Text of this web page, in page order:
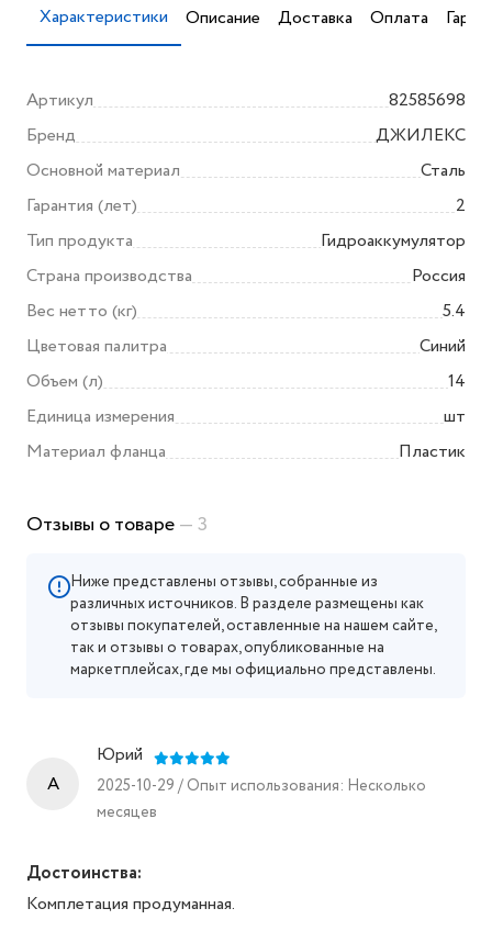
Характеристики Описание Доставка Оплата
Артикул
82585698
Бренд
ДЖИЛЕКС
Основной материал
Сталь
Гарантия (лет)
2
Тип продукта
Гидроаккумулятор
Страна производства
Россия
Вес нетто (кг)
5.4
Цветовая палитра
Синий
Объем (л)
14
Единица измерения
шт
Материал фланца
Пластик
Отзывы о товаре— 3
Ниже представлены отзывы, собранные из
различных источников. В разделе размещены как
отзывы покупателей, оставленные на нашем сайте,
так и отзывы о товарах, опубликованные на
маркетплейсах, где мы официально представлены.
A
Юрий
2025-10-29 / Опыт использования: Несколько
месяцев
Достоинства:
Комплетация продуманная.